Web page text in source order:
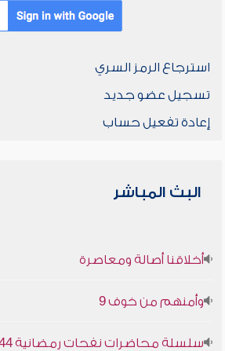
استرجاع الرمز السري
تسجيل عضو جديد
إعادة تفعيل حساب
البث المباشر
أخلاقنا أصالة ومعاصرة
وأمنهم من خوف 9
سلسلة محاضرات نفحات رمضانية 1444هـ